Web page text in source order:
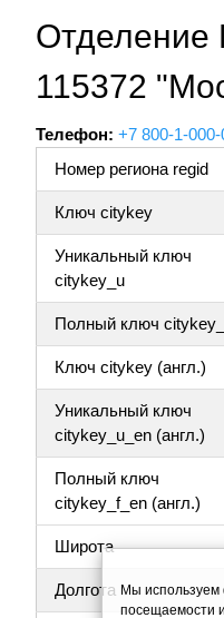
Отделение
115372
Телефон: +7 800-1-000-
Номер региона regid
Ключ citykey
Уникальный ключ
citykey_u
Полный ключ
Ключ citykey (англ.)
Уникальный ключ
citykey_u_en (англ.)
Полный ключ
citykey_f_en (англ.)
Широта
Долгота Мы используем
посещаемости